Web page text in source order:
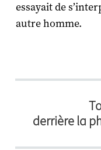
essayait de
autre homme.
derrière la